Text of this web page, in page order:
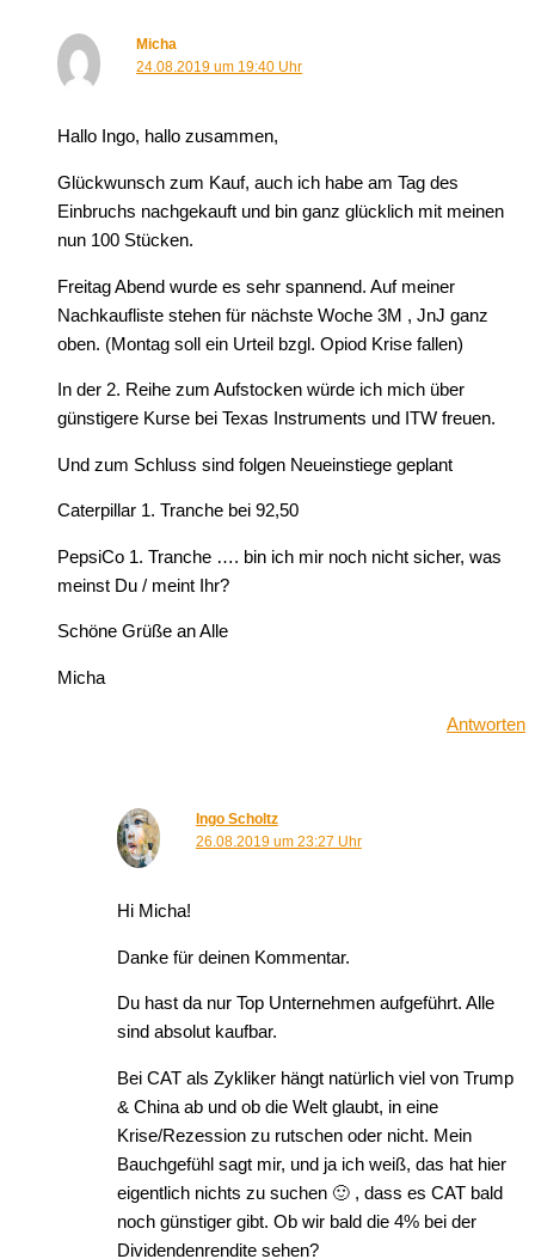
Micha
24.08.2019 um 19:40 Uhr
Hallo Ingo, hallo zusammen,
Glückwunsch zum Kauf, auch ich habe am Tag des
Einbruchs nachgekauft und bin ganz glücklich mit meinen
nun 100 Stücken.
Freitag Abend wurde es sehr spannend. Auf meiner
Nachkaufliste stehen für nächste Woche 3M , JnJ ganz
oben. (Montag soll ein Urteil bzgl. Opiod Krise fallen)
In der 2. Reihe zum Aufstocken würde ich mich über
günstigere Kurse bei Texas Instruments und ITW freuen.
Und zum Schluss sind folgen Neueinstiege geplant
Caterpillar 1. Tranche bei 92,50
PepsiCo 1. Tranche …. bin ich mir noch nicht sicher, was
meinst Du / meint Ihr?
Schöne Grüße an Alle
Micha
Antworten
Ingo Scholtz
26.08.2019 um 23:27 Uhr
Hi Micha!
Danke für deinen Kommentar.
Du hast da nur Top Unternehmen aufgeführt. Alle
sind absolut kaufbar.
Bei CAT als Zykliker hängt natürlich viel von Trump
& China ab und ob die Welt glaubt, in eine
Krise/Rezession zu rutschen oder nicht. Mein
Bauchgefühl sagt mir, und ja ich weiß, das hat hier
eigentlich nichts zu suchen 🙂 , dass es CAT bald
noch günstiger gibt. Ob wir bald die 4% bei der
Dividendenrendite sehen?